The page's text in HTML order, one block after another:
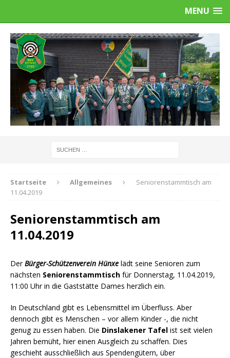
MENU
Startseite Allgemeines
Seniorenstammtisch am
11.04.2019
Seniorenstammtisch am
11.04.2019
DerBürger-Schützenverein Hünxe lädt seine Senioren zum
nächsten Seniorenstammtisch für Donnerstag, 11.04.2019,
11:00 Uhr in die Gaststätte Dames herzlich ein.
In Deutschland gibt es Lebensmittel im Überfluss. Aber
dennoch gibt es Menschen – vor allem Kinder -, die nicht
genug zu essen haben. Die Dinslakener Tafel ist seit vielen
Jahren bemüht, hier einen Ausgleich zu schaffen. Dies
geschieht ausschließlich aus Spendengütern, über